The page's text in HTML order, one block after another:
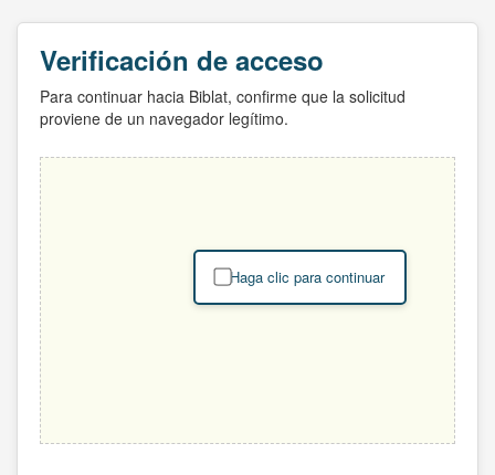
Verificación de acceso
Para continuar hacia Biblat, confirme que la solicitud
proviene de un navegador legítimo.
Haga clic para continuar